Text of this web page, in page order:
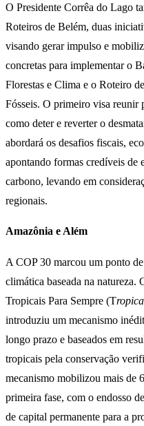
O Presidente Corrêa do Lago
Roteiros de Belém, duas
visando gerar impulso e
concretas para implementar o
Florestas e Clima e o Roteiro
Fósseis. O primeiro visa reunir
como deter e reverter o
abordará os desafios fiscais,
apontando formas credíveis de
carbono, levando em
regionais.
Amazônia e Além
A COP 30 marcou um ponto
climática baseada na natureza.
Tropicais Para Sempre (T
introduziu um mecanismo
longo prazo e baseados em
tropicais pela conservação
mecanismo mobilizou mais de
primeira fase, com o endosso
de capital permanente para a